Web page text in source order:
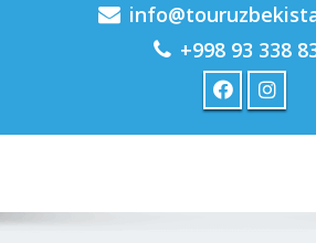
+998 93 338